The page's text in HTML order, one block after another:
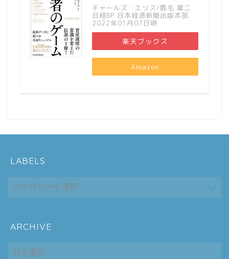
チャールズ・エリス/鹿毛 雄二
日経BP 日本経済新聞出版本部
2022年01月07日頃
楽天ブックス
Amazon
LABELS
ARCHIVE
ARCHIVE